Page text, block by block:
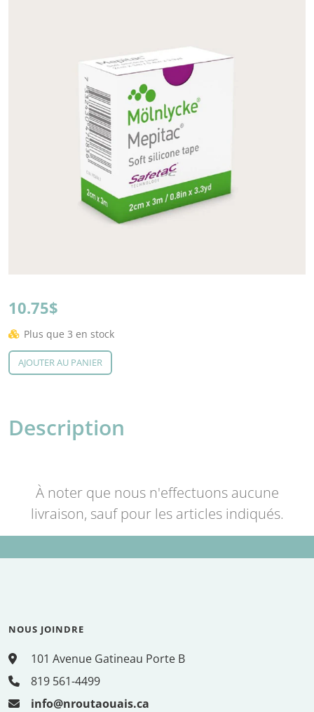
10.75$
Plus que 3 en stock
AJOUTER AU PANIER
Description
À noter que nous n'effectuons aucune
livraison, sauf pour les articles indiqués.
NOUS JOINDRE
101 Avenue Gatineau Porte B
819 561-4499
info@nroutaouais.ca